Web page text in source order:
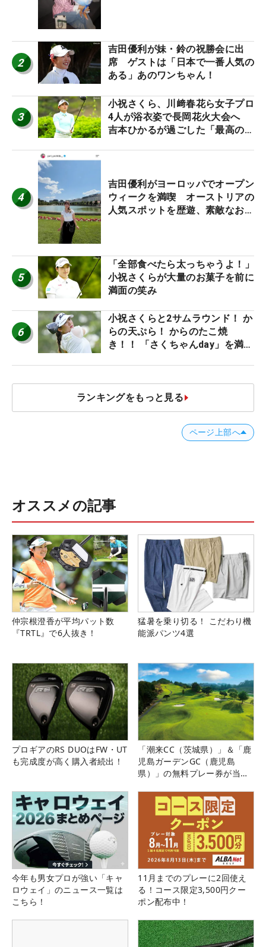
2
吉田優利が妹・鈴の祝勝会に出
席 ゲストは「日本で一番人気の
ある」あのワンちゃん！
3
小祝さくら、川﨑春花ら女子プロ
4人が浴衣姿で長岡花火大会へ
吉本ひかるが過ごした「最高の夏
4
吉田優利がヨーロッパでオープン
ウィークを満喫 オーストリアの
人気スポットを歴遊、素敵なお土
5
「全部食べたら太っちゃうよ！」
小祝さくらが大量のお菓子を前に
満面の笑み
6
小祝さくらと2サムラウンド！ か
らの天ぷら！ からのたこ焼
き！！ 「さくちゃんday」を満喫
ランキングをもっと見る
ページ上部へ
オススメの記事
仲宗根澄香が平均パット数
『TRTL』で6人抜き！
猛暑を乗り切る！ こだわり機
能派パンツ4選
プロギアのRS DUOはFW・UT
も完成度が高く購入者続出！
「潮来CC（茨城県）」＆「鹿
児島ガーデンGC（鹿児島
県）」の無料プレー券が当た
今年も男女プロが強い「キャ
ロウェイ」のニュース一覧は
こちら！
11月までのプレーに2回使え
る！コース限定3,500円クー
ポン配布中！